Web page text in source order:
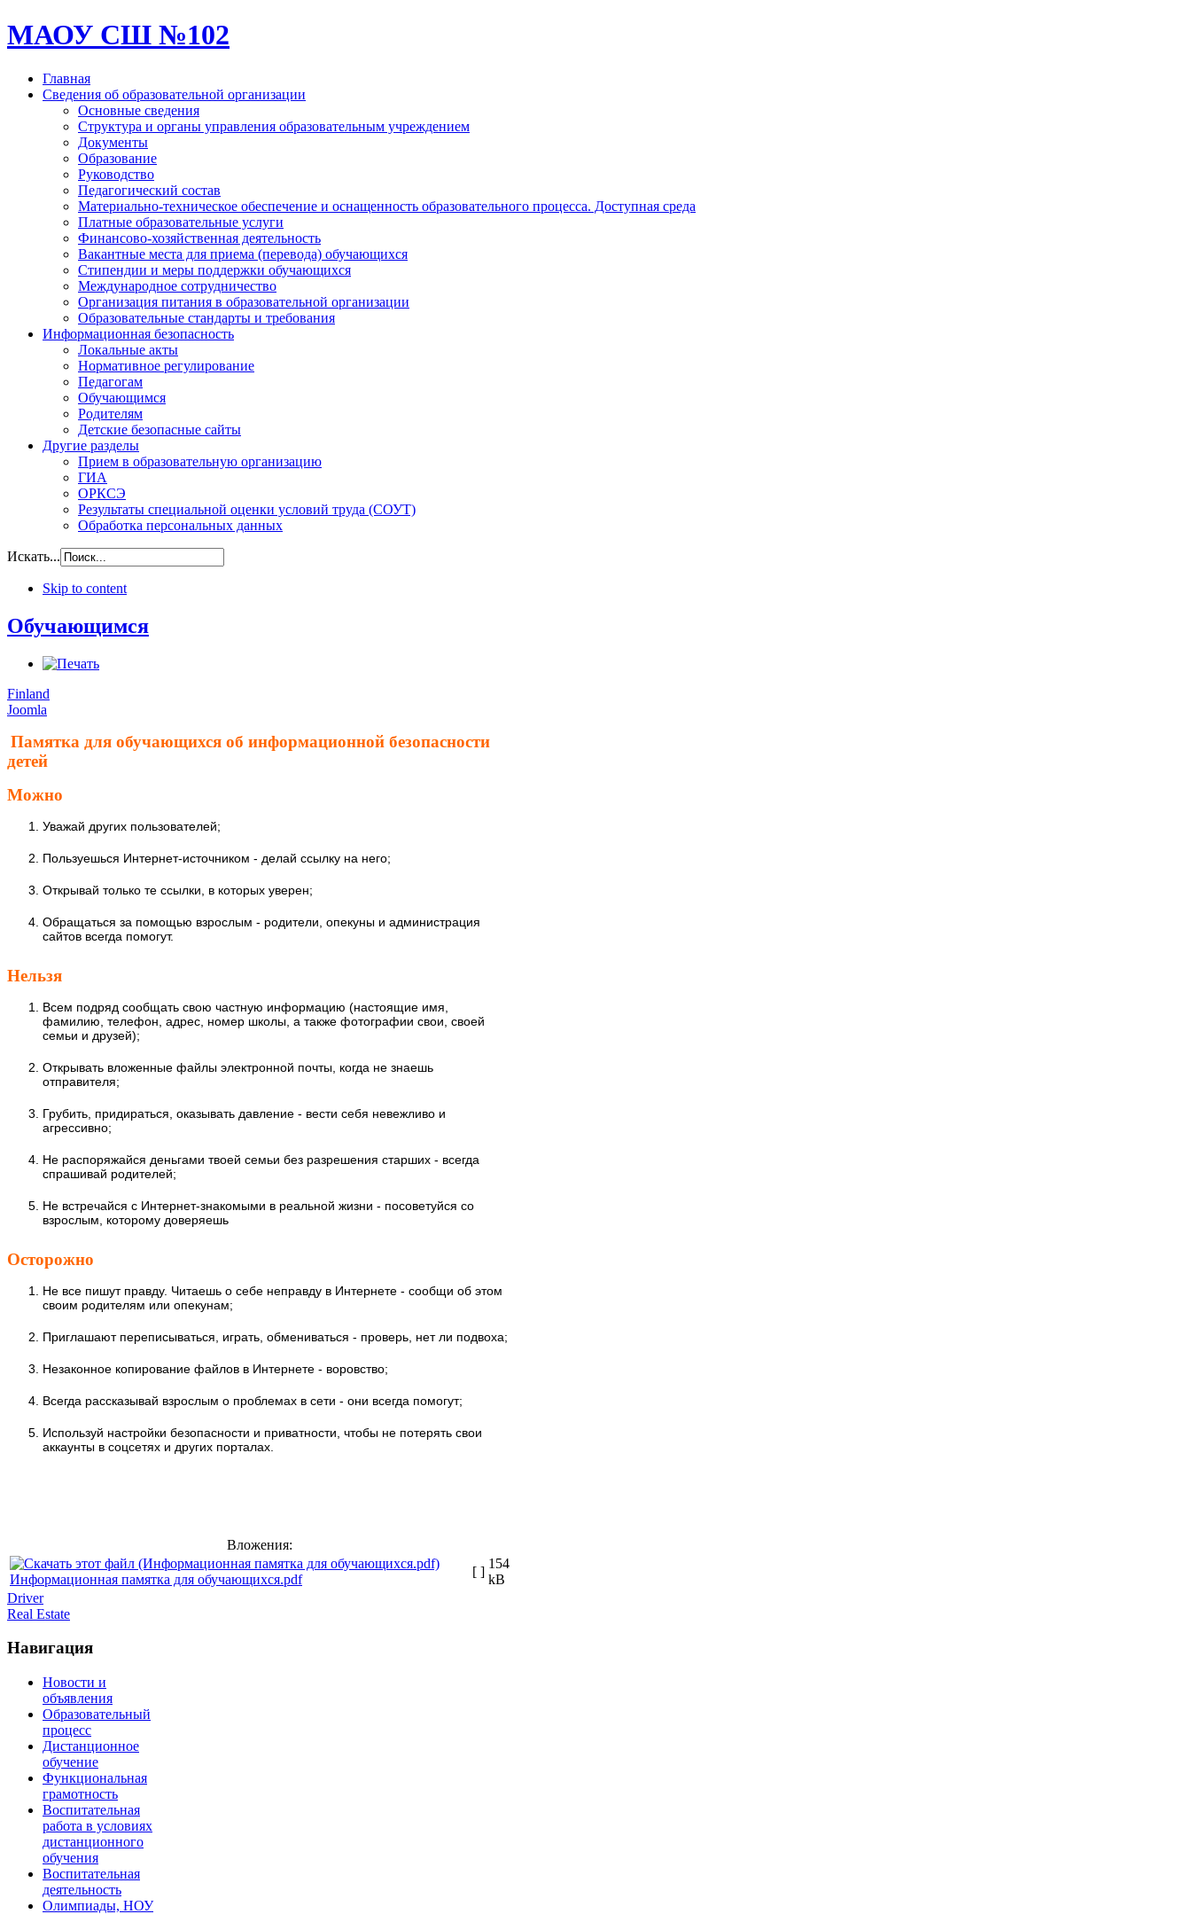
МАОУ СШ №102
Главная
Сведения об образовательной организации
Основные сведения
Структура и органы управления образовательным учреждением
Документы
Образование
Руководство
Педагогический состав
Материально-техническое обеспечение и оснащенность образовательного процесса. Доступная среда
Платные образовательные услуги
Финансово-хозяйственная деятельность
Вакантные места для приема (перевода) обучающихся
Стипендии и меры поддержки обучающихся
Международное сотрудничество
Организация питания в образовательной организации
Образовательные стандарты и требования
Информационная безопасность
Локальные акты
Нормативное регулирование
Педагогам
Обучающимся
Родителям
Детские безопасные сайты
Другие разделы
Прием в образовательную организацию
ГИА
ОРКСЭ
Результаты специальной оценки условий труда (СОУТ)
Обработка персональных данных
Искать...
Skip to content
Обучающимся
Finland
Joomla
Памятка для обучающихся об информационной безопасности
детей
Можно
Уважай других пользователей;
Пользуешься Интернет-источником - делай ссылку на него;
Открывай только те ссылки, в которых уверен;
Обращаться за помощью взрослым - родители, опекуны и администрация
сайтов всегда помогут.
Нельзя
Всем подряд сообщать свою частную информацию (настоящие имя,
фамилию, телефон, адрес, номер школы, а также фотографии свои, своей
семьи и друзей);
Открывать вложенные файлы электронной почты, когда не знаешь
отправителя;
Грубить, придираться, оказывать давление - вести себя невежливо и
агрессивно;
Не распоряжайся деньгами твоей семьи без разрешения старших - всегда
спрашивай родителей;
Не встречайся с Интернет-знакомыми в реальной жизни - посоветуйся со
взрослым, которому доверяешь
Осторожно
Не все пишут правду. Читаешь о себе неправду в Интернете - сообщи об этом
своим родителям или опекунам;
Приглашают переписываться, играть, обмениваться - проверь, нет ли подвоха;
Незаконное копирование файлов в Интернете - воровство;
Всегда рассказывай взрослым о проблемах в сети - они всегда помогут;
Используй настройки безопасности и приватности, чтобы не потерять свои
аккаунты в соцсетях и других порталах.
Вложения:
Информационная памятка для обучающихся.pdf
[ ]
154
kB
Driver
Real Estate
Навигация
Новости и
объявления
Образовательный
процесс
Дистанционное
обучение
Функциональная
грамотность
Воспитательная
работа в условиях
дистанционного
обучения
Воспитательная
деятельность
Олимпиады, НОУ